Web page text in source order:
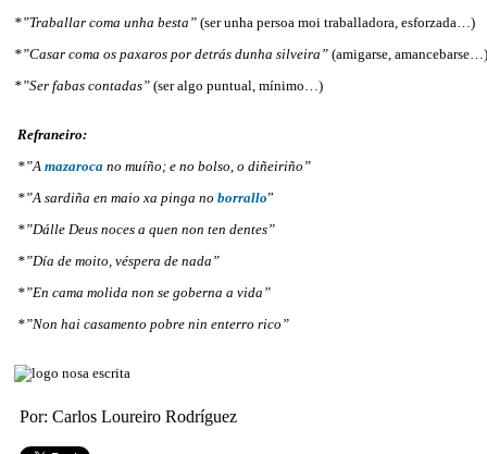
*”Traballar coma unha besta” (ser unha persoa moi traballadora, esforzada…)
*”Casar coma os paxaros por detrás dunha silveira” (amigarse, amancebarse…)
*”Ser fabas contadas” (ser algo puntual, mínimo…)
Refraneiro:
*”A mazaroca no muíño; e no bolso, o diñeiriño”
*”A sardiña en maio xa pinga no borrallo”
*”Dálle Deus noces a quen non ten dentes”
*”Día de moito, véspera de nada”
*”En cama molida non se goberna a vida”
*”Non hai casamento pobre nin enterro rico”
Por: Carlos Loureiro Rodríguez